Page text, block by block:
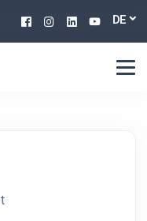
Facebook
Instagram
Linkedin
DE